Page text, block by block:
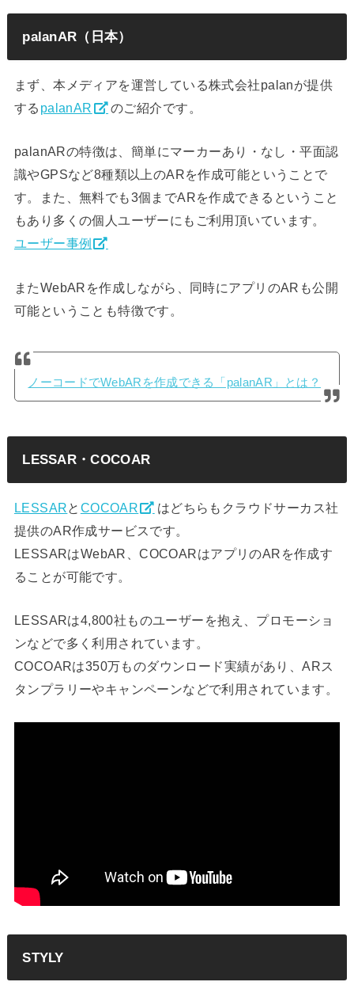
palanAR（日本）
まず、本メディアを運営している株式会社palanが提供
する palanAR のご紹介です。
palanARの特徴は、簡単にマーカーあり・なし・平面認
識やGPSなど8種類以上のARを作成可能ということで
す。また、無料でも3個までARを作成できるということ
もあり多くの個人ユーザーにもご利用頂いています。
ユーザー事例
またWebARを作成しながら、同時にアプリのARも公開
可能ということも特徴です。
ノーコードでWebARを作成できる「palanAR」とは？
LESSAR・COCOAR
LESSARと COCOAR
はどちらもクラウドサーカス社
提供のAR作成サービスです。
LESSARはWebAR、COCOARはアプリのARを作成す
ることが可能です。
LESSARは4,800社ものユーザーを抱え、プロモーショ
ンなどで多く利用されています。
COCOARは350万ものダウンロード実績があり、ARス
タンプラリーやキャンペーンなどで利用されています。
STYLY